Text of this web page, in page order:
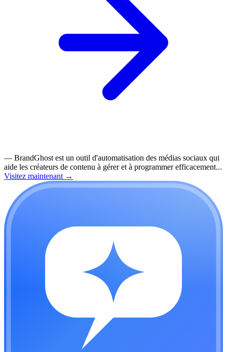
— BrandGhost est un outil d'automatisation des médias sociaux qui
aide les créateurs de contenu à gérer et à programmer efficacement...
Visitez maintenant →